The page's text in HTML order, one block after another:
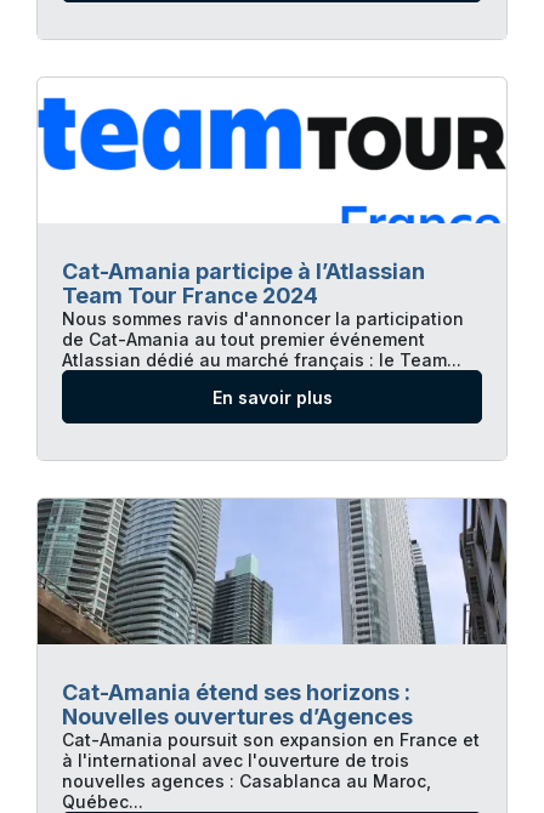
Cat-Amania participe à l’Atlassian
Team Tour France 2024
Nous sommes ravis d'annoncer la participation
de Cat-Amania au tout premier événement
Atlassian dédié au marché français : le Team...
En savoir plus
Cat-Amania étend ses horizons :
Nouvelles ouvertures d’Agences
Cat-Amania poursuit son expansion en France et
à l'international avec l'ouverture de trois
nouvelles agences : Casablanca au Maroc,
Québec...